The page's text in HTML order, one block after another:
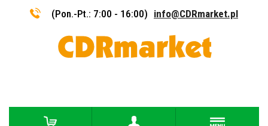
(Pon.-Pt.: 7:00 - 16:00) info@CDRmarket.pl